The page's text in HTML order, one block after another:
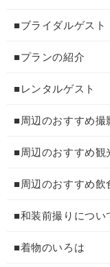
■ブライダルゲスト
■プランの紹介
■レンタルゲスト
■周辺のおすすめ撮
■周辺のおすすめ観
■周辺のおすすめ飲
■和装前撮りについ
■着物のいろは